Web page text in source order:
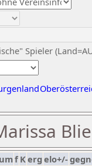
Spieler
f Kerg elo+/-